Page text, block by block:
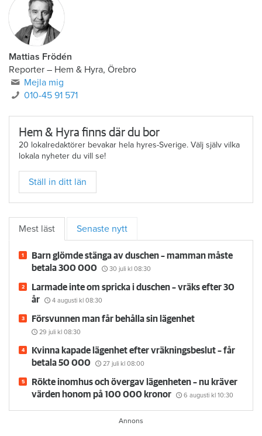
Mattias Frödén
Reporter – Hem & Hyra, Örebro
Mejla mig
010-45 91 571
Hem & Hyra finns där du bor
20 lokalredaktörer bevakar hela hyres-Sverige. Välj själv vilka
lokala nyheter du vill se!
Ställ in ditt län
Mest läst Senaste nytt
Barn glömde stänga av duschen – mamman måste
betala 300 000
30 juli kl 08:30
Larmade inte om spricka i duschen – vräks efter 30
år
4 augusti kl 08:30
Försvunnen man får behålla sin lägenhet
29 juli kl 08:30
Kvinna kapade lägenhet efter vräkningsbeslut – får
betala 50 000
27 juli kl 08:00
Rökte inomhus och övergav lägenheten – nu kräver
värden honom på 100 000 kronor
6 augusti kl 10:30